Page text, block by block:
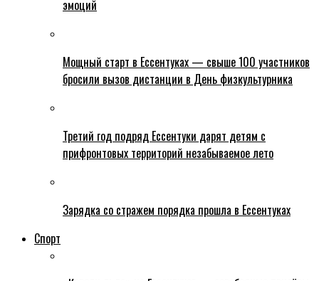
эмоций
Мощный старт в Ессентуках — свыше 100 участников
бросили вызов дистанции в День физкультурника
Третий год подряд Ессентуки дарят детям с
прифронтовых территорий незабываемое лето
Зарядка со стражем порядка прошла в Ессентуках
Спорт